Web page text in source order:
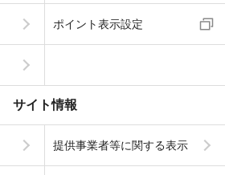
ポイント表示設定
サイト情報
提供事業者等に関する表示